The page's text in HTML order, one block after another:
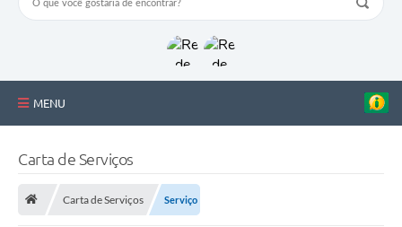
MENU
Carta de Serviços
Carta de Serviços Serviço